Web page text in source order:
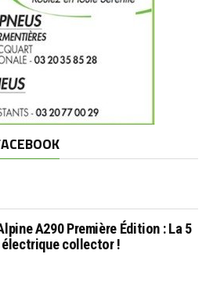
A290 Première Édition : La 5
collector !